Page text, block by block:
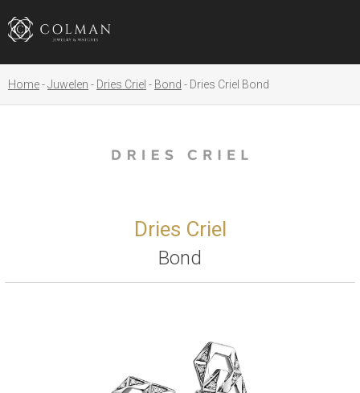
Home Juwelen Dries Criel Bond Dries Criel Bond
Dries Criel
Bond